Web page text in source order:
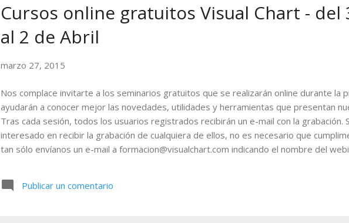
Cursos online gratuitos Visual Chart - del
al 2 de Abril
marzo 27, 2015
Nos complace invitarte a los seminarios gratuitos que se realizarán online durante la
ayudarán a conocer mejor las novedades, utilidades y herramientas que presentan
Tras cada sesión, todos los usuarios registrados recibirán un e-mail con la
interesado en recibir la grabación de cualquiera de ellos, no es necesario que
tan sólo envíanos un e-mail a formacion@visualchart.com indicando el nombre del
http://bit.ly/19p4lFv En este seminario tendrás una visión general de las posibilidades
mostraremos cómo acceder a los principales mercados en tiempo real, herramientas
Publicar un comentario